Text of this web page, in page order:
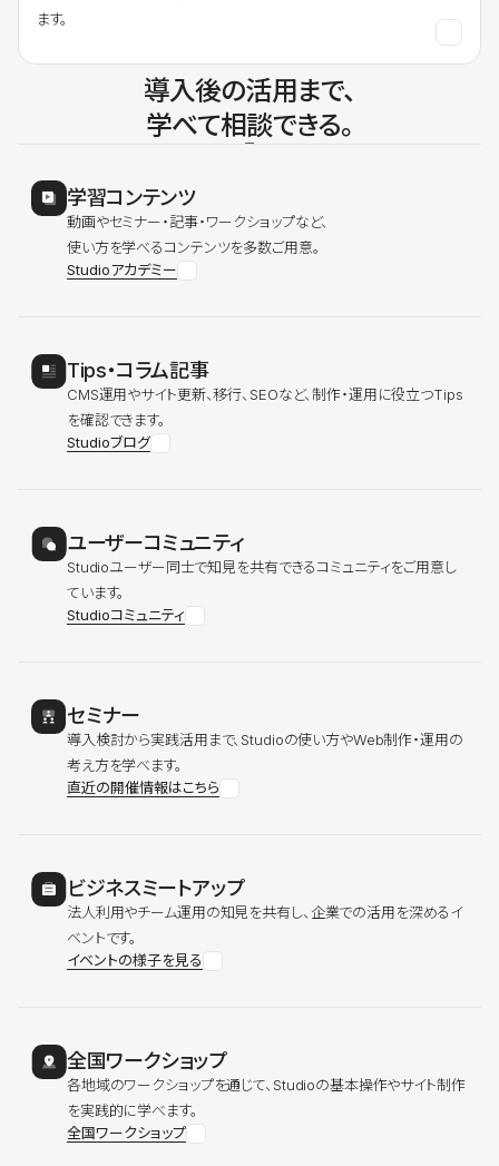
ます。
導入後の活用まで、
学べて相談できる。
学習コンテンツ
動画やセミナー・記事・ワークショップなど、
使い方を学べるコンテンツを多数ご用意。
Studioアカデミー
Tips・コラム記事
CMS運用やサイト更新、移行、SEOなど、制作・運用に役立つTips
を確認できます。
Studioブログ
ユーザーコミュニティ
Studioユーザー同士で知見を共有できるコミュニティをご用意し
ています。
Studioコミュニティ
セミナー
導入検討から実践活用まで、Studioの使い方やWeb制作・運用の
考え方を学べます。
直近の開催情報はこちら
ビジネスミートアップ
法人利用やチーム運用の知見を共有し、企業での活用を深めるイ
ベントです。
イベントの様子を見る
全国ワークショップ
各地域のワークショップを通じて、Studioの基本操作やサイト制作
を実践的に学べます。
全国ワークショップ